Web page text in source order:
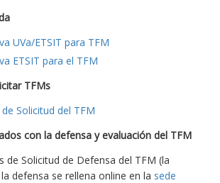
UVa/ETSIT para TFM
ETSIT para el TFM
TFMs
Solicitud del TFM
con la defensa y evaluación del TFM
de Solicitud de Defensa del TFM (la
defensa se rellena online en la sede